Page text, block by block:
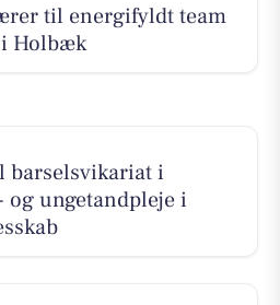
til energifyldt team
i Holbæk
barselsvikariat i
ungetandpleje i